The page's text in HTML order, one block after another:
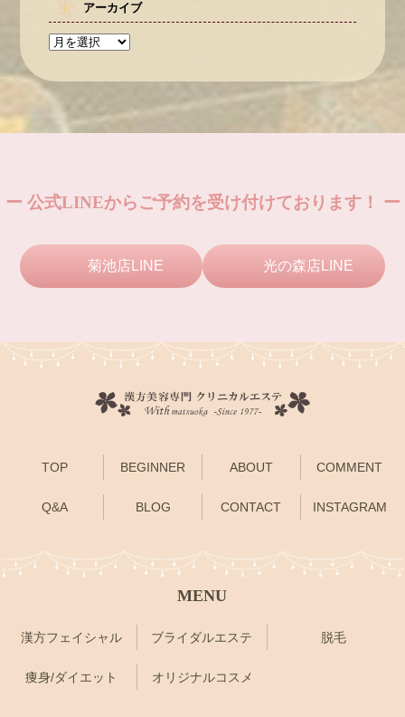
アーカイブ
ー 公式LINEからご予約を受け付けております！ ー
菊池店LINE 光の森店LINE
TOP BEGINNER ABOUT COMMENT
Q&A BLOG CONTACT INSTAGRAM
MENU
漢方フェイシャル ブライダルエステ 脱毛
痩身/ダイエット オリジナルコスメ